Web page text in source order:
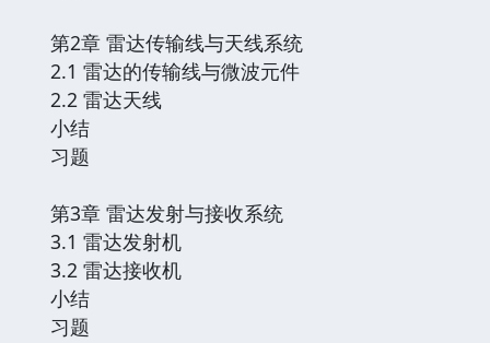
第2章 雷达传输线与天线系统
2.1 雷达的传输线与微波元件
2.2 雷达天线
小结
习题
第3章 雷达发射与接收系统
3.1 雷达发射机
3.2 雷达接收机
小结
习题